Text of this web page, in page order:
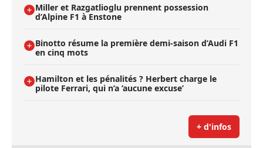
Miller et Razgatlioglu prennent possession
d’Alpine F1 à Enstone
Binotto résume la première demi-saison d’Audi F1
en cinq mots
Hamilton et les pénalités ? Herbert charge le
pilote Ferrari, qui n’a ’aucune excuse’
+ d'infos